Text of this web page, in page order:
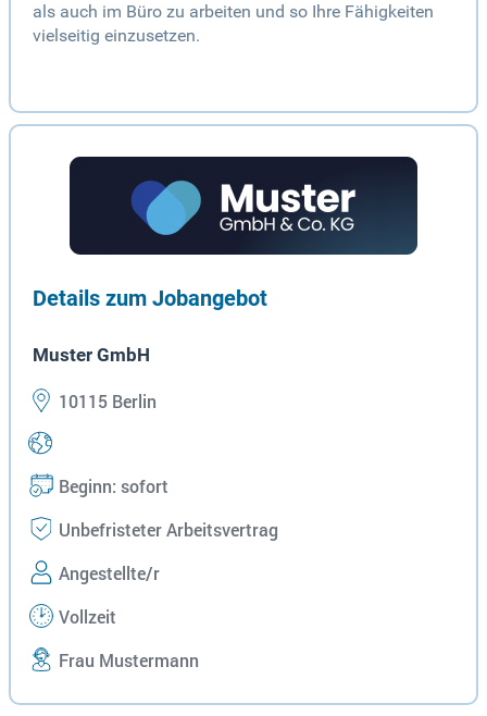
als auch im Büro zu arbeiten und so Ihre Fähigkeiten
vielseitig einzusetzen.
Details zum Jobangebot
Muster GmbH
10115 Berlin
Beginn: sofort
Unbefristeter Arbeitsvertrag
Angestellte/r
Vollzeit
Frau Mustermann